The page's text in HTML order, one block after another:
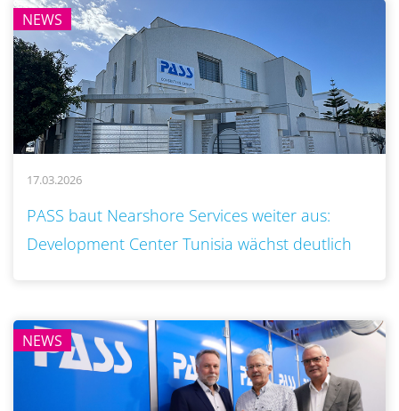
NEWS
17.03.2026
PASS baut Nearshore Services weiter aus:
Development Center Tunisia wächst deutlich
NEWS